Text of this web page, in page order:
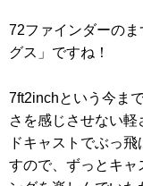
72ファインダーの
グス」ですね！
7ft2inchという今ま
さを感じさせない
ドキャストでぶっ
すので、ずっとキャ